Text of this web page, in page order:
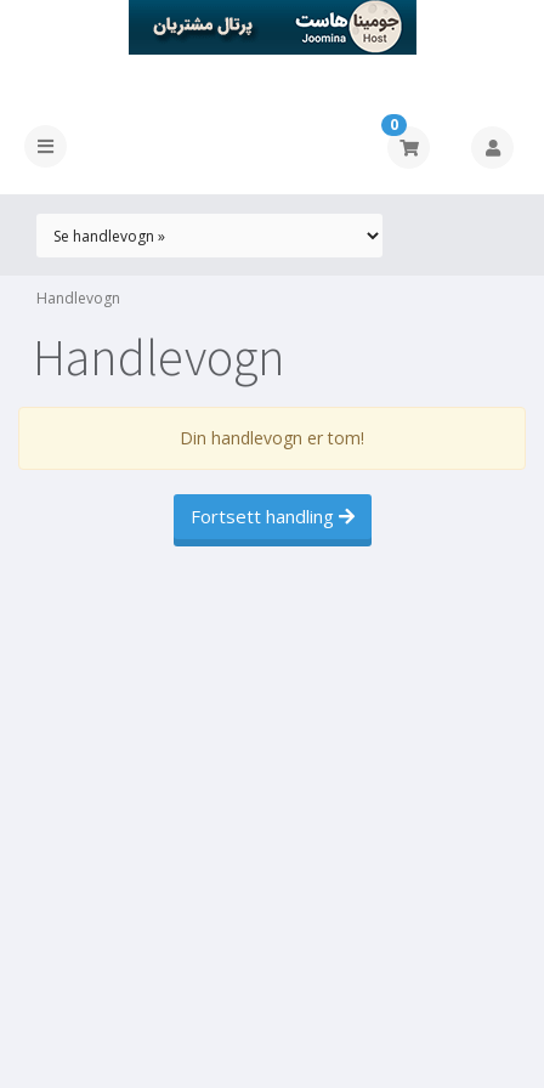
0
Handlevogn
Handlevogn
Din handlevogn er tom!
Fortsett handling